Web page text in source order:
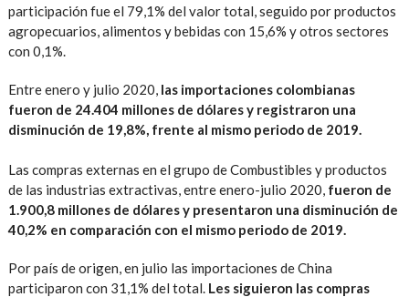
participación fue el 79,1% del valor total, seguido por productos
agropecuarios, alimentos y bebidas con 15,6% y otros sectores
con 0,1%.
Entre enero y julio 2020,las importaciones colombianas
fueron de 24.404 millones de dólares y registraron una
disminución de 19,8%, frente al mismo periodo de 2019.
Las compras externas en el grupo de Combustibles y productos
de las industrias extractivas, entre enero-julio 2020, fueron de
1.900,8 millones de dólares y presentaron una disminución de
40,2% en comparación con el mismo periodo de 2019.
Por país de origen, en julio las importaciones de China
participaron con 31,1% del total. Les siguieron las compras